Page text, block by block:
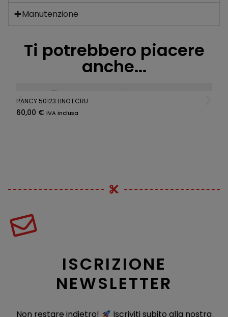
Manutenzione
Ti potrebbero piacere
anche...
NANCY 50123 LINO ECRU
60,00 € IVA inclusa
ISCRIZIONE
NEWSLETTER
Non restare indietro!
Iscriviti subito alla nostra